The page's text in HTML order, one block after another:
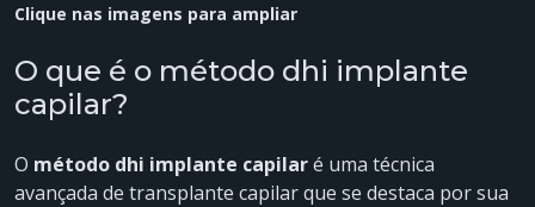
Clique nas imagens para ampliar
O que é o método dhi implante
capilar?
O método dhi implante capilaré uma técnica
avançada de transplante capilar que se destaca por sua